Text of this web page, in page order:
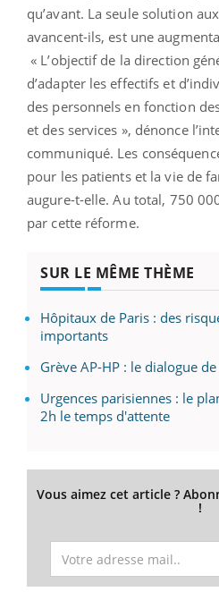
qu’avant. La seule solution
avancent-ils, est une
« L’objectif de la direction
d’adapter les effectifs et
des personnels en fonction
et des services », dénonce
communiqué. Les
pour les patients et la vie de
augure-t-elle. Au total, 750
par cette réforme.
SUR LE MÊME THÈME
Hôpitaux de Paris : des
importants
Grève AP-HP : le dialogue
Urgences parisiennes : le
2h le temps d'attente
Vous aimez cet article ?
!